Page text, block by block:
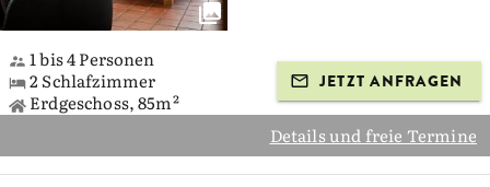
1 bis 4 Personen
2 Schlafzimmer
Erdgeschoss, 85m²
JETZT ANFRAGEN
Details und freie Termine